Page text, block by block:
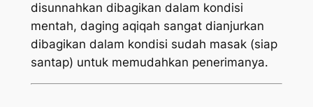
disunnahkan dibagikan dalam kondisi
mentah, daging aqiqah sangat dianjurkan
dibagikan dalam kondisi sudah masak (siap
santap) untuk memudahkan penerimanya.